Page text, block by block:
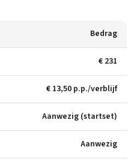
Bedrag
€ 231
€ 13,50 p.p./verblijf
Aanwezig (startset)
Aanwezig